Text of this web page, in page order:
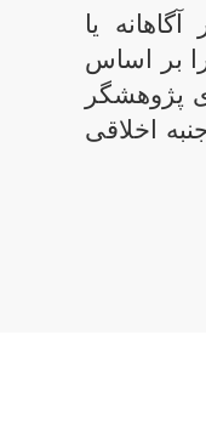
یا
بر اساس
پژوهشگر
اخلاقی